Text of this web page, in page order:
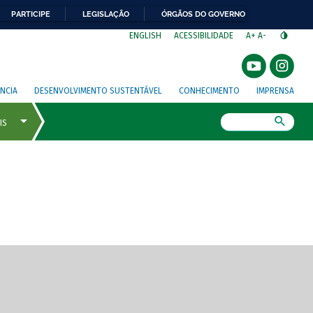
PARTICIPE LEGISLAÇÃO ÓRGÃOS DO GOVERNO
ENGLISH ACESSIBILIDADE A+ A-
DESENVOLVIMENTO SUSTENTÁVEL CONHECIMENTO IMPRENSA
de tela